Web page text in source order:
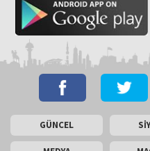
GÜNCEL